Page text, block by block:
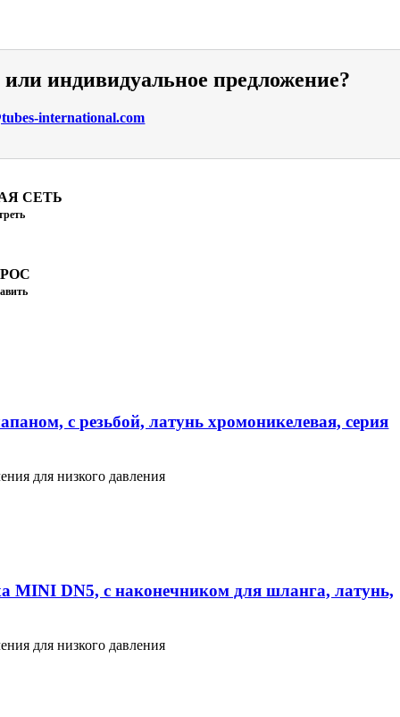
индивидуальное предложение?
international.com
СЕТЬ
с резьбой, латунь хромоникелевая, серия
для низкого давления
MINI DN5, с наконечником для шланга, латунь,
для низкого давления